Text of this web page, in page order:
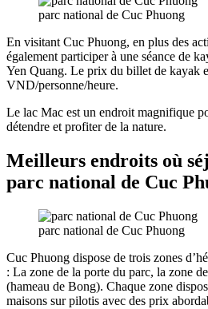
parc national de Cuc Phuong
En visitant Cuc Phuong, en plus des
également participer à une séance de
Yen Quang. Le prix du billet de kayak
VND/personne/heure.
Le lac Mac est un endroit magnifique
détendre et profiter de la nature.
Meilleurs endroits où
parc national de Cuc
parc national de Cuc Phuong
Cuc Phuong dispose de trois zones
: La zone de la porte du parc, la zone
(hameau de Bong). Chaque zone
maisons sur pilotis avec des prix